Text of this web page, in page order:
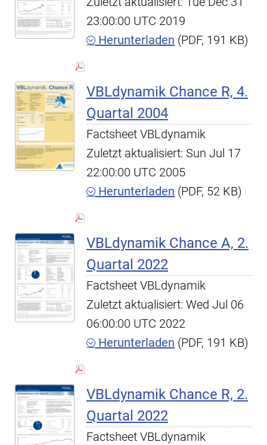
23:00:00 UTC 2019
Herunterladen (PDF, 191 KB)
VBLdynamik Chance R, 4.
Quartal 2004
Factsheet VBLdynamik
Zuletzt aktualisiert: Sun Jul 17
22:00:00 UTC 2005
Herunterladen (PDF, 52 KB)
VBLdynamik Chance A, 2.
Quartal 2022
Factsheet VBLdynamik
Zuletzt aktualisiert: Wed Jul 06
06:00:00 UTC 2022
Herunterladen (PDF, 191 KB)
VBLdynamik Chance R, 2.
Quartal 2022
Factsheet VBLdynamik